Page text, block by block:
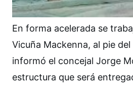
En forma acelerada se
Vicuña Mackenna, al pie
informó el concejal Jorge
estructura que será